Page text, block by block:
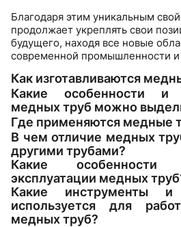
Благодаря этим уникальным
продолжает укреплять свои
будущего, находя все новые
современной промышленности и
Как изготавливаются
Какие особенности и
медных труб можно
Где применяются медные
В чем отличие медных
другими трубами?
Какие
эксплуатации медных
Какие инструменты и
используется для
медных труб?